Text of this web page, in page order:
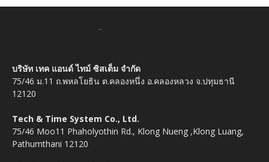
บริษัท เทค แอนด์ ไทม์ ซิสเต็ม จำกัด
75/46 ม.11 ถ.พหลโยธิน ต.คลองหนึ่ง อ.คลองหลวง จ.ปทุมธานี
12120
Tech & Time System Co., Ltd.
75/46 Moo11 Phaholyothin Rd., Klong Nueng ,Klong Luang,
Pathumthani 12120